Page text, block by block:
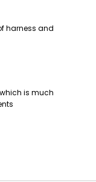
harness and
which is much